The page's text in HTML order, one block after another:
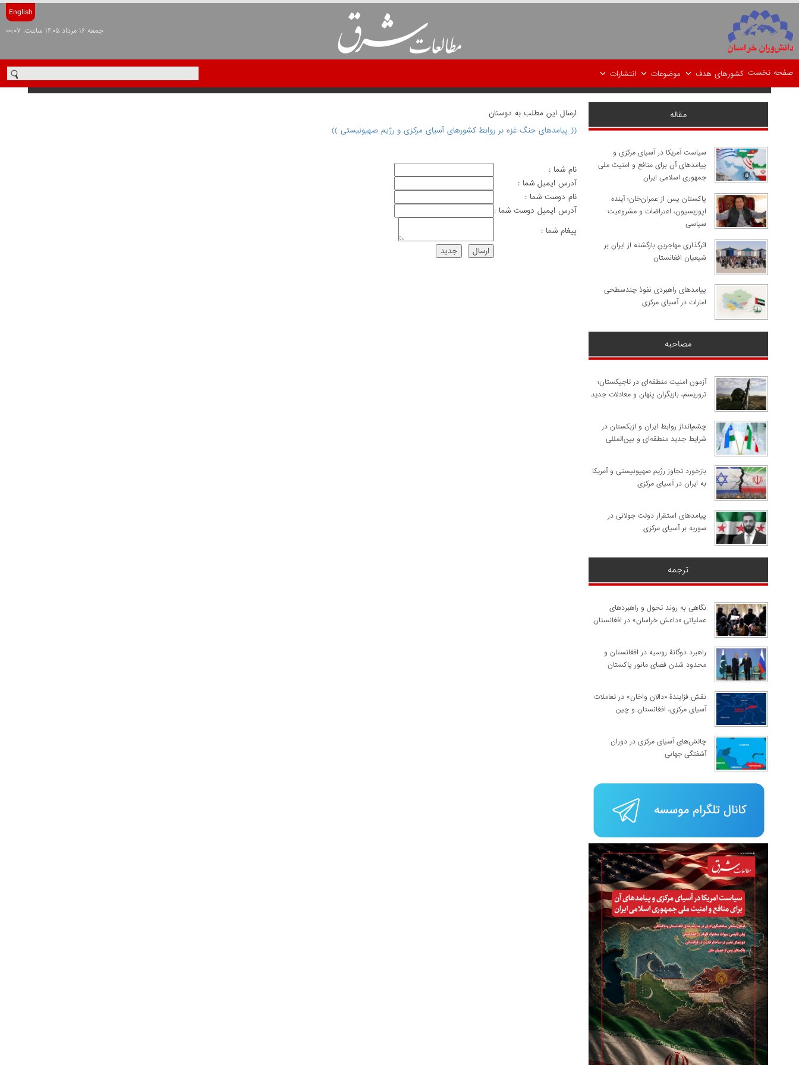
English
جمعه ۱۶ مرداد ۱۴۰۵ ساعت: ۰۰:۰۷
صفحه نخست کشورهای هدف موضوعات انتشارات
مقاله
سیاست آمریکا در آسیای مرکزی و
پیامدهای آن برای منافع و امنیت ملی
جمهوری اسلامی ایران
پاکستان پس از عمران‌خان؛ آینده
اپوزیسیون، اعتراضات و مشروعیت
سیاسی
اثرگذاری مهاجرین بازگشته از ایران بر
شیعیان افغانستان
پیامدهای راهبردی نفوذ چندسطحی
امارات در آسیای مرکزی
مصاحبه
آزمون امنیت منطقه‌ای در تاجیکستان؛
تروریسم، بازیگران پنهان و معادلات جدید
چشم‌انداز روابط ایران و ازبکستان در
شرایط جدید منطقه‌ای و بین‌المللی
​بازخورد تجاوز رژیم صهیونیستی و آمریکا
به ایران در آسیای مرکزی
پیامدهای استقرار دولت جولانی در
سوریه بر آسیای مرکزی
ترجمه
نگاهی به روند تحول و راهبردهای
عملیاتی «داعش خراسان» در افغانستان
راهبرد دوگانۀ روسیه در افغانستان و
محدود شدن فضای مانور پاکستان
نقش فزایندۀ «دالان واخان» در تعاملات
آسیای مرکزی، افغانستان و چین
چالش‌های آسیای مرکزی در دوران
آشفتگی جهانی
ارسال اين مطلب به دوستان
(( پیامدهای جنگ غزه بر روابط کشورهای آسیای مرکزی و رژیم صهیونیستی ))
نام شما :
آدرس ايميل شما :
نام دوست شما :
آدرس ايميل دوست شما :
پيغام شما :
ارسال
جديد